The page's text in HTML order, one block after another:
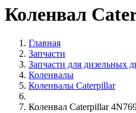
Коленвал
Главная
Запчасти
Запчасти для дизельных
Коленвалы
Коленвалы Caterpillar
Коленвал Caterpillar